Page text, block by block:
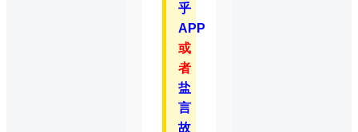
乎
APP
或
者
盐
言
故